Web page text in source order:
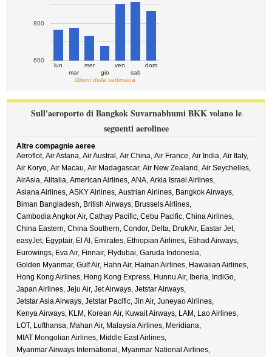
lun
mar
mer
gio
ven
sab
dom
600
800
Giorni della settimana
Sull'aeroporto di Bangkok Suvarnabhumi BKK volano le
seguenti aerolinee
Altre compagnie aeree
Aeroflot,Air Astana,Air Austral,Air China,Air France,Air India,Air Italy,
Air Koryo,Air Macau,Air Madagascar,Air New Zealand,Air Seychelles,
AirAsia,Alitalia,American Airlines,ANA,Arkia Israel Airlines,
Asiana Airlines,ASKY Airlines,Austrian Airlines, Bangkok Airways,
Biman Bangladesh, British Airways, Brussels Airlines,
Cambodia Angkor Air,Cathay Pacific,Cebu Pacific,China Airlines,
China Eastern,China Southern,Condor, Delta, DrukAir, Eastar Jet,
easyJet, Egyptair, El Al, Emirates, Ethiopian Airlines, Etihad Airways,
Eurowings, Eva Air, Finnair, Flydubai,Garuda Indonesia,
Golden Myanmar,Gulf Air, Hahn Air, Hainan Airlines, Hawaiian Airlines,
Hong Kong Airlines, Hong Kong Express, Hunnu Air, Iberia, IndiGo,
Japan Airlines,Jeju Air,Jet Airways,Jetstar Airways,
Jetstar Asia Airways,Jetstar Pacific,Jin Air,Juneyao Airlines,
Kenya Airways, KLM, Korean Air, Kuwait Airways, LAM, Lao Airlines,
LOT, Lufthansa, Mahan Air, Malaysia Airlines, Meridiana,
MIAT Mongolian Airlines, Middle East Airlines,
Myanmar Airways International, Myanmar National Airlines,